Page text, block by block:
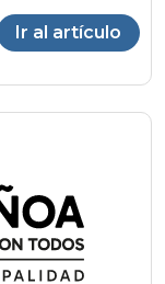
Ir al artículo